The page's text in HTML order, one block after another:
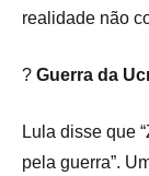
realidade não
? Guerra da
Lula disse que
pela guerra”.